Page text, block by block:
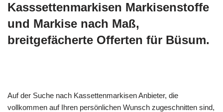
Kasssettenmarkisen Markisenstoffe
und Markise nach Maß,
breitgefächerte Offerten für Büsum.
Auf der Suche nach Kassettenmarkisen Anbieter, die
vollkommen auf Ihren persönlichen Wunsch zugeschnitten sind,